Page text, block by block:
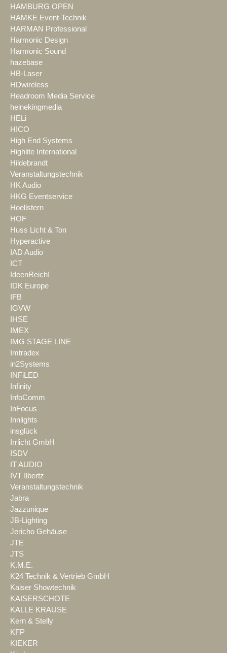
HAMBURG OPEN
HAMKE Event-Technik
HARMAN Professional
Harmonic Design
Harmonic Sound
hazebase
HB-Laser
HDwireless
Headroom Media Service
heinekingmedia
HELi
HICO
High End Systems
Highlite International
Hildebrandt
Veranstaltungstechnik
HK Audio
HKG Eventservice
Hoellstern
HOF
Huss Licht & Ton
Hyperactive
IAD Audio
ICT
IdeenReich!
IDK Europe
IFB
IGVW
IHSE
IMEX
IMG STAGE LINE
Imtradex
in2Systems
INFiLED
Infinity
InfoComm
InFocus
Innlights
insglück
Irrlicht GmbH
ISDV
IT AUDIO
IVT Ilbertz
Veranstaltungstechnik
Jabra
Jazzunique
JB-Lighting
Jericho Gehäuse
JTE
JTS
K.M.E.
K24 Technik & Vertrieb GmbH
Kaiser Showtechnik
KAISERSCHOTE
KALLE KRAUSE
Kern & Stelly
KFP
KIEKER